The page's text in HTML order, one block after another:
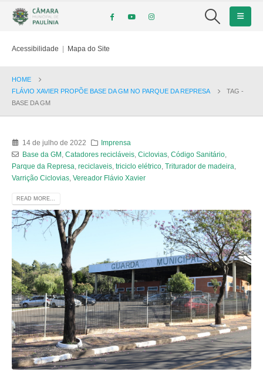
Acessibilidade | Mapa do Site
HOME
FLÁVIO XAVIER PROPÕE BASE DA GM NO PARQUE DA REPRESA
TAG -
BASE DA GM
14 de julho de 2022
Imprensa
Base da GM Catadores recicláveis, Ciclovias, Código Sanitário,
Parque da Represa reciclaveis triciclo elétrico Triturador de madeira
Varrição Ciclovias Vereador Flávio Xavier
READ MORE...